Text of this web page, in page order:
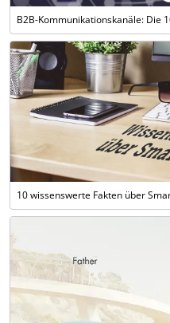
B2B-Kommunikationskanäle: Die
10 wissenswerte Fakten über